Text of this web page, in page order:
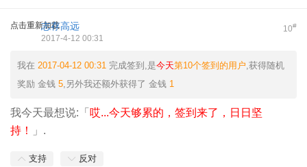
点击重新加载 10#
志存高远
2017-4-12 00:31
我在 2017-04-12 00:31 完成签到,是今天第10个签到的用户,获得随机
奖励 金钱 5,另外我还额外获得了 金钱 1
我今天最想说:「 哎...今天够累的，签到来了，日日坚
持！
」.
支持 反对